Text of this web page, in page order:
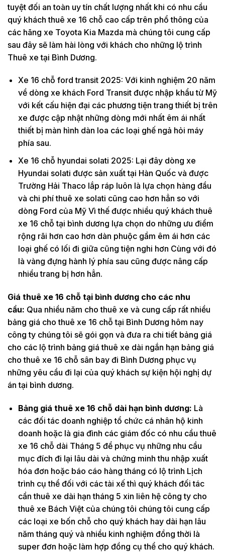
tuyệt đối an toàn uy tín chất lượng nhất khi có nhu cầu
quý khách thuê xe 16 chỗ cao cấp trên phổ thông của
các hãng xe Toyota Kia Mazda mà chúng tôi cung cấp
sau đây sẽ làm hài lòng với khách cho những lộ trình
Thuê xe tại Bình Dương.
Xe 16 chỗ ford transit 2025: Với kinh nghiệm 20 năm
về dòng xe khách Ford Transit được nhập khẩu từ Mỹ
với kết cấu hiện đại các phương tiện trang thiết bị trên
xe được cập nhật những dòng mới nhất êm ái nhất
thiết bị màn hình dàn loa các loại ghế ngả hỏi máy
phía sau.
Xe 16 chỗ hyundai solati 2025: Lại đây dòng xe
Hyundai solati được sản xuất tại Hàn Quốc và được
Trường Hải Thaco lắp ráp luôn là lựa chọn hàng đầu
và chi phí thuê xe solati cũng cao hơn hẳn so với
dòng Ford của Mỹ Vì thế được nhiều quý khách thuê
xe 16 chỗ tại bình dương lựa chọn do những ưu điểm
rộng rãi hơn cao hơn dàn phuộc gầm êm ái hơn các
loại ghế có lối đi giữa cũng tiện nghi hơn Cùng với đó
là vàng đựng hành lý phía sau cũng được nâng cấp
nhiều trang bị hơn hẳn.
Giá thuê xe 16 chỗ tại bình dương cho các nhu
cầu: Qua nhiều năm cho thuê xe và cung cấp rất nhiều
bảng giá cho thuê xe 16 chỗ tại Bình Dương hôm nay
công ty chúng tôi sẽ gói gọn và đưa ra chi tiết bảng giá
cho các lộ trình bảng giá thuê xe dài ngắn hạn bảng giá
cho thuê xe 16 chỗ sân bay đi Bình Dương phục vụ
những yêu cầu đi lại của quý khách sự kiện hội nghị dự
án tại bình dương.
Bảng giá thuê xe 16 chỗ dài hạn bình dương: Là
các đối tác doanh nghiệp tổ chức cá nhân hộ kinh
doanh hoặc là gia đình các giám đốc có nhu cầu thuê
xe 16 chỗ dài Tháng 5 để phục vụ những nhu cầu
mục đích đi lại lâu dài và chứng minh thu nhập xuất
hóa đơn hoặc báo cáo hàng tháng có lộ trình Lịch
trình cụ thể đối với các tài xế thì quý khách đối tác
cần thuê xe dài hạn tháng 5 xin liên hệ công ty cho
thuê xe Bách Việt của chúng tôi chúng tôi cung cấp
các loại xe bốn chỗ cho quý khách hay dài hạn lâu
năm tháng quý và nhiều kinh nghiệm đồng thời là
super đơn hoặc làm hợp đồng cụ thể cho quý khách.